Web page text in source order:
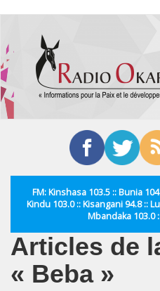
contenu
principal
FM: Kinshasa 103.5 :: Bunia
Kindu 103.0 :: Kisangani 94.8 ::
Mbandaka 103.0
Articles de
« Beba »